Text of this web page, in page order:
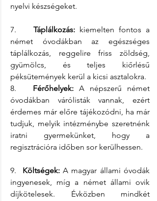
nyelvi készségeket.
7. Táplálkozás: kiemelten fontos a
német óvodákban az egészséges
táplálkozás, reggelire friss zöldség,
gyümölcs, és teljes kiőrlésű
péksütemények kerül a kicsi asztalokra.
8. Férőhelyek: A népszerű német
óvodákban várólisták vannak, ezért
érdemes már előre tájékozódni, ha már
tudjuk, melyik intézménybe szeretnénk
iratni gyermekünket, hogy a
regisztrációra időben sor kerülhessen.
9. Költségek: A magyar állami óvodák
ingyenesek, míg a német állami ovik
díjkötelesek. Évközben mindkét